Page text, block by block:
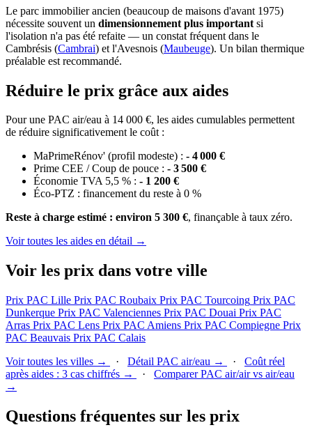
Le parc immobilier ancien (beaucoup de maisons d'avant 1975)
nécessite souvent un dimensionnement plus important si
l'isolation n'a pas été refaite — un constat fréquent dans le
Cambrésis (Cambrai) et l'Avesnois (Maubeuge). Un bilan thermique
préalable est recommandé.
Réduire le prix grâce aux aides
Pour une PAC air/eau à 14 000 €, les aides cumulables permettent
de réduire significativement le coût :
MaPrimeRénov' (profil modeste) : - 4 000 €
Prime CEE / Coup de pouce : - 3 500 €
Économie TVA 5,5 % : - 1 200 €
Éco-PTZ : financement du reste à 0 %
Reste à charge estimé : environ 5 300 €, finançable à taux zéro.
Voir toutes les aides en détail →
Voir les prix dans votre ville
Prix PAC Lille Prix PAC Roubaix Prix PAC Tourcoing Prix PAC
Dunkerque Prix PAC Valenciennes Prix PAC Douai Prix PAC
Arras Prix PAC Lens Prix PAC Amiens Prix PAC Compiegne Prix
PAC Beauvais Prix PAC Calais
Voir toutes les villes →
· Détail PAC air/eau → · Coût réel
après aides : 3 cas chiffrés →
· Comparer PAC air/air vs air/eau
→
Questions fréquentes sur les prix